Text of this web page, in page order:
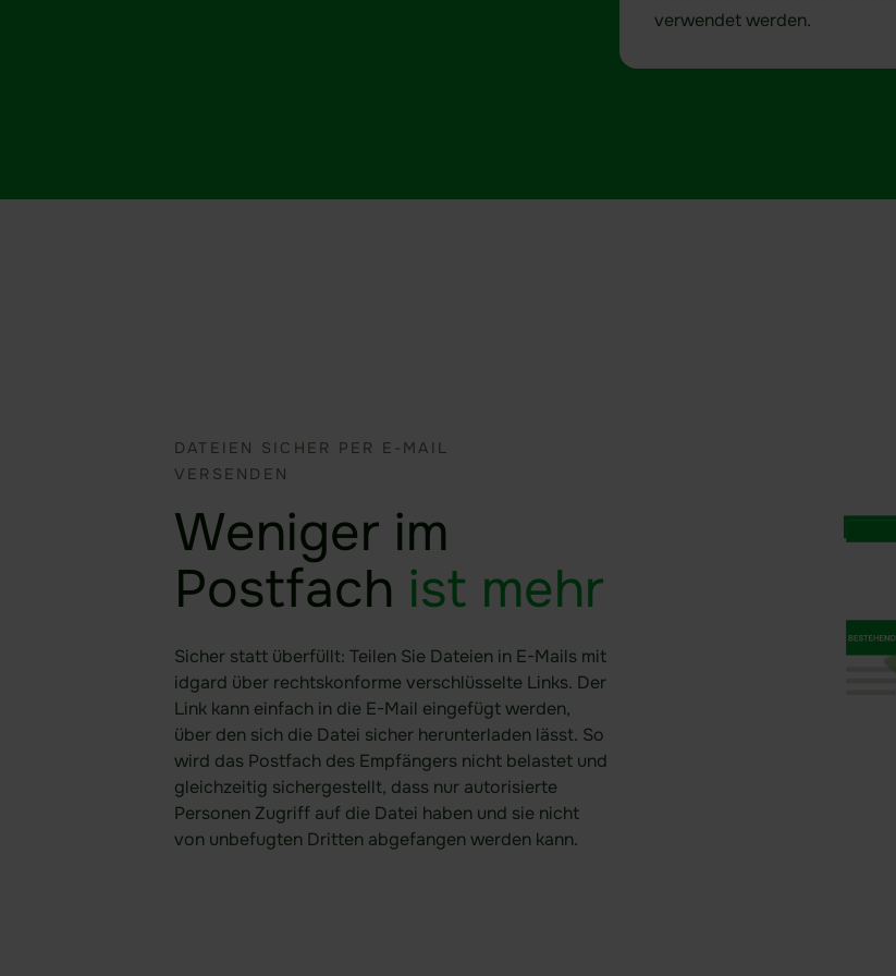
verwendet werden.
DATEIEN SICHER PER E-MAIL
VERSENDEN
Weniger im
Postfach ist mehr
Sicher statt überfüllt: Teilen Sie Dateien in E-Mails mit
idgard über rechtskonforme verschlüsselte Links. Der
Link kann einfach in die E-Mail eingefügt werden,
über den sich die Datei sicher herunterladen lässt. So
wird das Postfach des Empfängers nicht belastet und
gleichzeitig sichergestellt, dass nur autorisierte
Personen Zugriff auf die Datei haben und sie nicht
von unbefugten Dritten abgefangen werden kann.